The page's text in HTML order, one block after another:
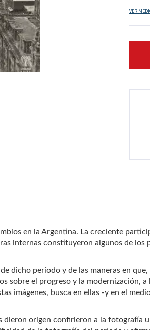
VER
en la Argentina. La creciente
internas constituyeron algunos de
dicho período y de las maneras en
sobre el progreso y la modernización,
imágenes, busca en ellas -y en el
dieron origen confirieron a la